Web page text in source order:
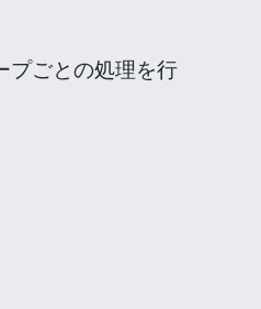
プごとの処理を行